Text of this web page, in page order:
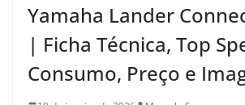
Yamaha Lander
| Ficha Técnica, Top
Consumo, Preço e